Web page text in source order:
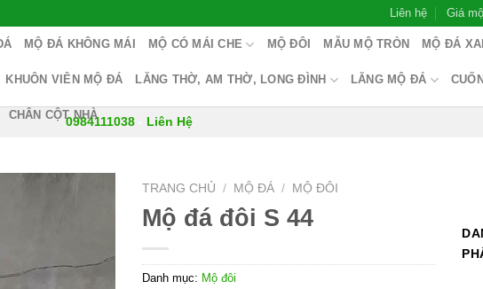
Liên hệ Giá
MỘ ĐÁ KHÔNG MÁI MỘ CÓ MÁI CHE MỘ ĐÔI MẪU MỘ TRÒN MỘ ĐÁ
KHUÔN VIÊN MỘ ĐÁ LĂNG THỜ, AM THỜ, LONG ĐÌNH LĂNG MỘ ĐÁ
CHÂN CỘT NHÀ
0984111038- Liên Hệ
TRANG CHỦ / MỘ ĐÁ / MỘ ĐÔI
Mộ đá đôi S 44
Danh mục: Mộ đôi